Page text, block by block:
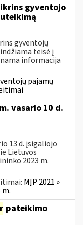
gyventojo
gyventojų
teisė į
informacija
pajamų
vasario 10 d.
13 d. įsigaliojo
Lietuvos
2023 m.
MĮP 2021 »
pateikimo